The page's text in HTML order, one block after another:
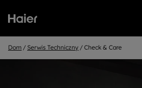
Dom Serwis Techniczny Check & Care